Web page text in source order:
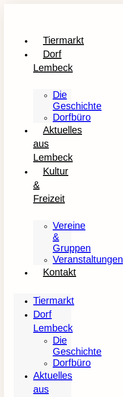
Tiermarkt
Dorf
Lembeck
Die
Geschichte
Dorfbüro
Aktuelles
aus
Lembeck
Kultur
&
Freizeit
Vereine
&
Gruppen
Veranstaltungen
Kontakt
Tiermarkt
Dorf
Lembeck
Die
Geschichte
Dorfbüro
Aktuelles
aus